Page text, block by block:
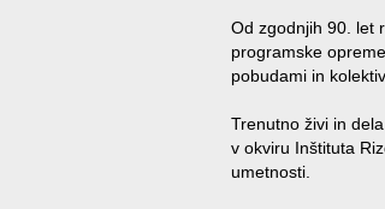
Od zgodnjih 90. let
programske
pobudami in
Trenutno živi in
v okviru Inštituta
umetnosti.